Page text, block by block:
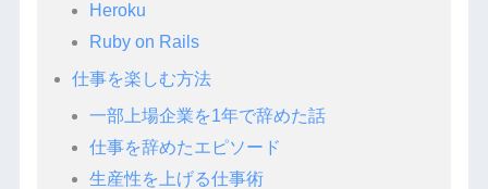
Heroku
Ruby on Rails
仕事を楽しむ方法
一部上場企業を1年で辞めた話
仕事を辞めたエピソード
生産性を上げる仕事術